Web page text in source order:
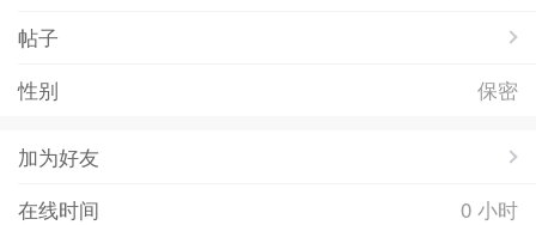
帖子
性别
保密
加为好友
在线时间
0 小时